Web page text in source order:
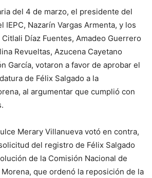
del 4 de marzo, el presidente del
IEPC, Nazarín Vargas Armenta, y los
Díaz Fuentes, Amadeo Guerrero
Revueltas, Azucena Cayetano
García, votaron a favor de aprobar el
de Félix Salgado a la
al argumentar que cumplió con
Merary Villanueva votó en contra,
del registro de Félix Salgado
de la Comisión Nacional de
que ordenó la reposición de la